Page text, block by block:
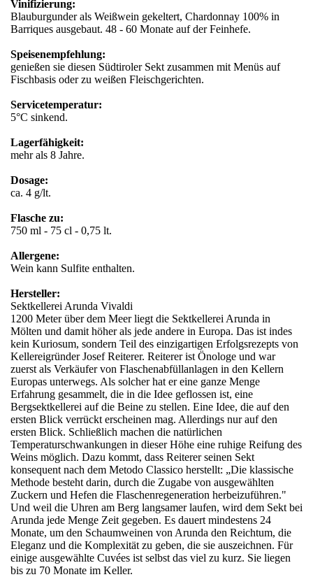
Vinifizierung:
Blauburgunder als Weißwein gekeltert, Chardonnay 100% in
Barriques ausgebaut. 48 - 60 Monate auf der Feinhefe.
Speisenempfehlung:
genießen sie diesen Südtiroler Sekt zusammen mit Menüs auf
Fischbasis oder zu weißen Fleischgerichten.
Servicetemperatur:
5°C sinkend.
Lagerfähigkeit:
mehr als 8 Jahre.
Dosage:
ca. 4 g/lt.
Flasche zu:
750 ml - 75 cl - 0,75 lt.
Allergene:
Wein kann Sulfite enthalten.
Hersteller:
Sektkellerei Arunda Vivaldi
1200 Meter über dem Meer liegt die Sektkellerei Arunda in
Mölten und damit höher als jede andere in Europa. Das ist indes
kein Kuriosum, sondern Teil des einzigartigen Erfolgsrezepts von
Kellereigründer Josef Reiterer. Reiterer ist Önologe und war
zuerst als Verkäufer von Flaschenabfüllanlagen in den Kellern
Europas unterwegs. Als solcher hat er eine ganze Menge
Erfahrung gesammelt, die in die Idee geflossen ist, eine
Bergsektkellerei auf die Beine zu stellen. Eine Idee, die auf den
ersten Blick verrückt erscheinen mag. Allerdings nur auf den
ersten Blick. Schließlich machen die natürlichen
Temperaturschwankungen in dieser Höhe eine ruhige Reifung des
Weins möglich. Dazu kommt, dass Reiterer seinen Sekt
konsequent nach dem Metodo Classico herstellt: „Die klassische
Methode besteht darin, durch die Zugabe von ausgewählten
Zuckern und Hefen die Flaschenregeneration herbeizuführen."
Und weil die Uhren am Berg langsamer laufen, wird dem Sekt bei
Arunda jede Menge Zeit gegeben. Es dauert mindestens 24
Monate, um den Schaumweinen von Arunda den Reichtum, die
Eleganz und die Komplexität zu geben, die sie auszeichnen. Für
einige ausgewählte Cuvées ist selbst das viel zu kurz. Sie liegen
bis zu 70 Monate im Keller.